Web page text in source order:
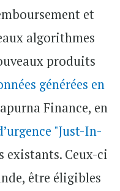
et
algorithmes
produits
générées en
Finance, en
"Just-In-
existants. Ceux-ci
être éligibles